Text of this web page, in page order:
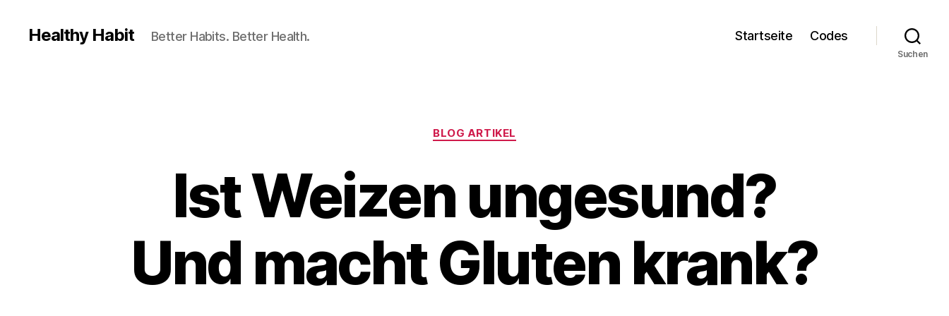
Healthy Habit Better Habits. Better Health. Startseite Codes
Suchen
Kategorien
BLOG ARTIKEL
Ist Weizen ungesund?
Und macht Gluten krank?